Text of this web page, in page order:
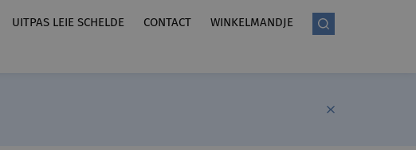
UITPAS LEIE SCHELDE CONTACT WINKELMANDJE